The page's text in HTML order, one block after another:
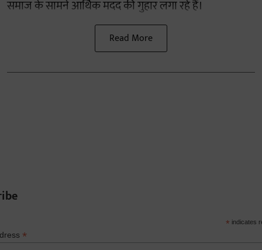
समाज के सामने आर्थिक मदद की गुहार लगा रहे हैं।
Read More
* indicates
*